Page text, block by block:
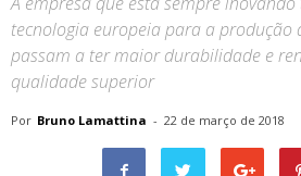
tecnologia europeia para a produção
passam a ter maior durabilidade e
qualidade superior
Por Bruno Lamattina - 22 de março de 2018